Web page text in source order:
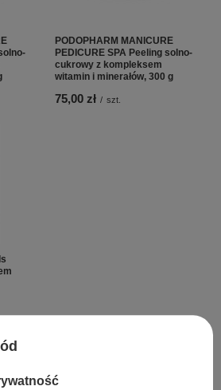
PODOPHARM MANICURE
PEDICURE SPA Peeling solno-
cukrowy z kompleksem
witamin i minerałów, 300 g
75,00 zł / szt.